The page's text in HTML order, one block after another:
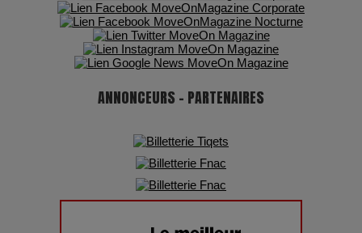
Pharaonic Festival 2025 : 10 ans d’électro sous les
montagnes, une fête à ne pas manquer
ANNONCEURS - PARTENAIRES